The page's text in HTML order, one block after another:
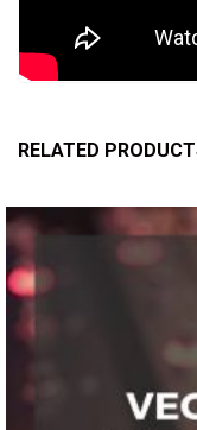
RELATED